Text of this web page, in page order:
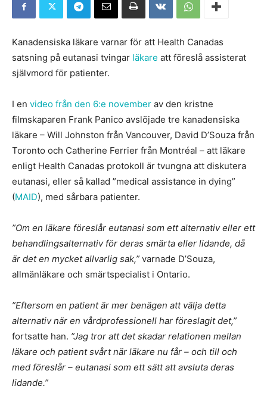
Kanadensiska läkare varnar för att Health Canadas
satsning på eutanasi tvingar läkare att föreslå assisterat
självmord för patienter.
I en video från den 6:e november av den kristne
filmskaparen Frank Panico avslöjade tre kanadensiska
läkare – Will Johnston från Vancouver, David D’Souza från
Toronto och Catherine Ferrier från Montréal – att läkare
enligt Health Canadas protokoll är tvungna att diskutera
eutanasi, eller så kallad ”medical assistance in dying”
(MAID), med sårbara patienter.
”Om en läkare föreslår eutanasi som ett alternativ eller ett
behandlingsalternativ för deras smärta eller lidande, då
är det en mycket allvarlig sak,” varnade D’Souza,
allmänläkare och smärtspecialist i Ontario.
”Eftersom en patient är mer benägen att välja detta
alternativ när en vårdprofessionell har föreslagit det,”
fortsatte han. ”Jag tror att det skadar relationen mellan
läkare och patient svårt när läkare nu får – och till och
med föreslår – eutanasi som ett sätt att avsluta deras
lidande.”